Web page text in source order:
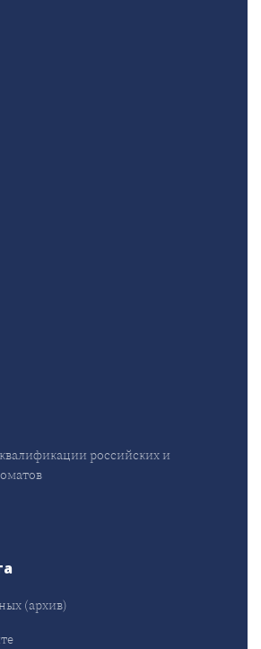
российских и
(архив)